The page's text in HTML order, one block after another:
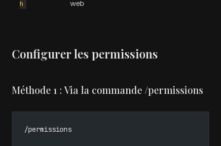
h
web
Configurer les permissions
Méthode 1 : Via la commande /permissions
/permissions